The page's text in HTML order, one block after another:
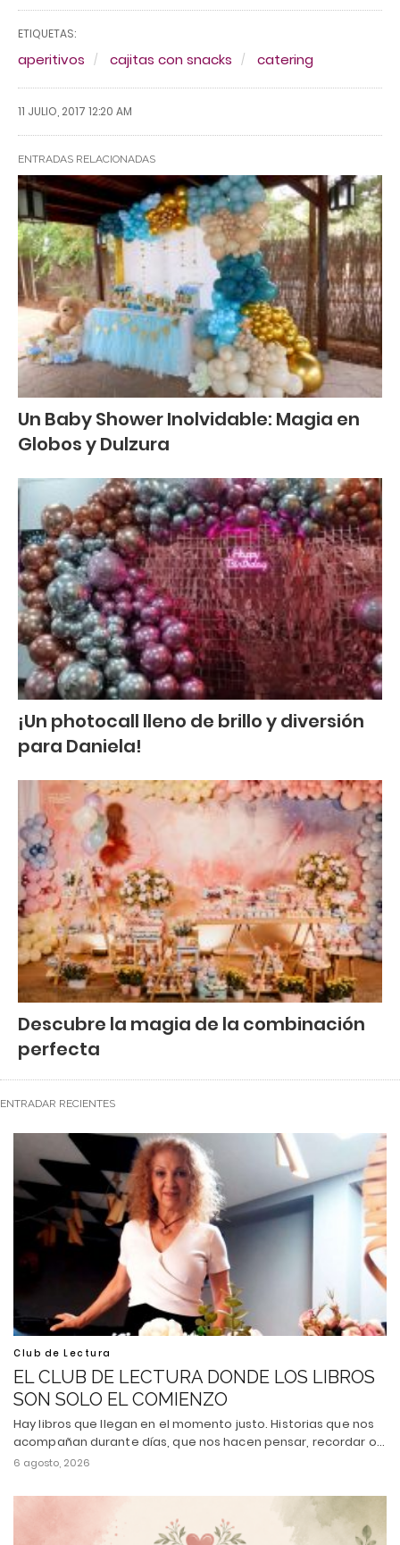
ETIQUETAS:
aperitivos cajitas con snacks catering
11 JULIO, 2017 12:20 AM
ENTRADAS RELACIONADAS
Un Baby Shower Inolvidable: Magia en
Globos y Dulzura
¡Un photocall lleno de brillo y diversión
para Daniela!
Descubre la magia de la combinación
perfecta
ENTRADAR RECIENTES
Club de Lectura
EL CLUB DE LECTURA DONDE LOS LIBROS
SON SOLO EL COMIENZO
Hay libros que llegan en el momento justo. Historias que nos
acompañan durante días, que nos hacen pensar, recordar o…
6 agosto, 2026